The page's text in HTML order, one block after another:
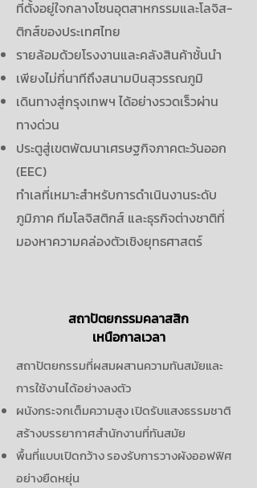
ที่ตั้งอยู่ใจกลางโซนอุตสาหกรรมและโลจิส-
ติกส์ของประเทศไทย
รายล้อมด้วยโรงงานและคลังสินค้าชั้นนำ
เพียงไม่กี่นาทีถึงสนามบินสุวรรณภูมิ
เดินทางสู่กรุงเทพฯ ได้อย่างรวดเร็วผ่าน
ทางด่วน
ประตูสู่เขตพัฒนาเศรษฐกิจภาคตะวันออก
(EEC)
ทำเลที่เหมาะสำหรับการดำเนินงานระดับ
ภูมิภาค ทีมโลจิสติกส์ และธุรกิจต่างชาติที่
มองหาความคล่องตัวเชิงยุทธศาสตร์
สถาปัตยกรรมคลาสสิก
เหนือกาลเวลา
สถาปัตยกรรมที่ผสมผสานความทันสมัยและ
การใช้งานได้อย่างลงตัว
ผนังกระจกเต็มความสูง เปิดรับแสงธรรมชาติ
สร้างบรรยากาศสำนักงานที่ทันสมัย
พื้นที่แบบเปิดกว้าง รองรับการวางผังออฟฟิศ
อย่างยืดหยุ่น